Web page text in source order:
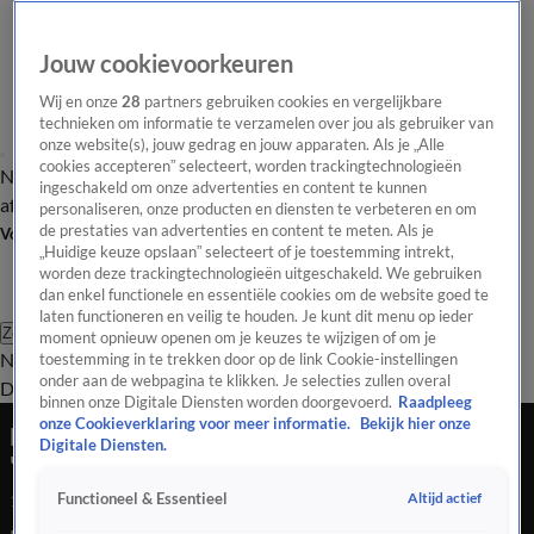
Nieuws van de DagOpinie van de Dag Onze categorieën Laatste
afleveringVideo's Nieuws van de Dag Podcast
Volg Nieuws van de Dag
Zoeken
Nieuws van de DagOpinie van de
Dag
Video'sUitzendingen PodcastPanelContact
Nieuwe kabinet voorlopig nog niet op bordes:
'Weinig vertrouwen dat dit goed gaat'
15 jan 2026, 18:42
Jouw cookievoorkeuren
Wij en onze28 partners gebruiken cookies en vergelijkbare
technieken om informatie te verzamelen over jou als gebruiker van
onze website(s), jouw gedrag en jouw apparaten. Als je „Alle
cookies accepteren” selecteert, worden trackingtechnologieën
ingeschakeld om onze advertenties en content te kunnen
personaliseren, onze producten en diensten te verbeteren en om
de prestaties van advertenties en content te meten. Als je
„Huidige keuze opslaan” selecteert of je toestemming intrekt,
worden deze trackingtechnologieën uitgeschakeld. We gebruiken
dan enkel functionele en essentiële cookies om de website goed te
laten functioneren en veilig te houden. Je kunt dit menu op ieder
moment opnieuw openen om je keuzes te wijzigen of om je
toestemming in te trekken door op de link Cookie-instellingen
onder aan de webpagina te klikken. Je selecties zullen overal
binnen onze Digitale Diensten worden doorgevoerd. Raadpleeg
onze Cookieverklaring voor meer informatie.
Bekijk hier onze
Digitale Diensten.
Functioneel & Essentieel Altijd actief